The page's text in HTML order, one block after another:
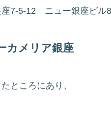
座7-5-12 ニュー銀座ビル
カメリア銀座
ところにあり、